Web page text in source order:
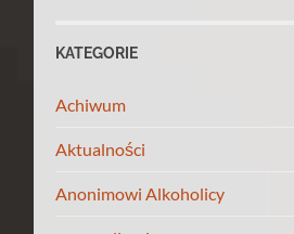
KATEGORIE
Achiwum
Aktualności
Anonimowi Alkoholicy